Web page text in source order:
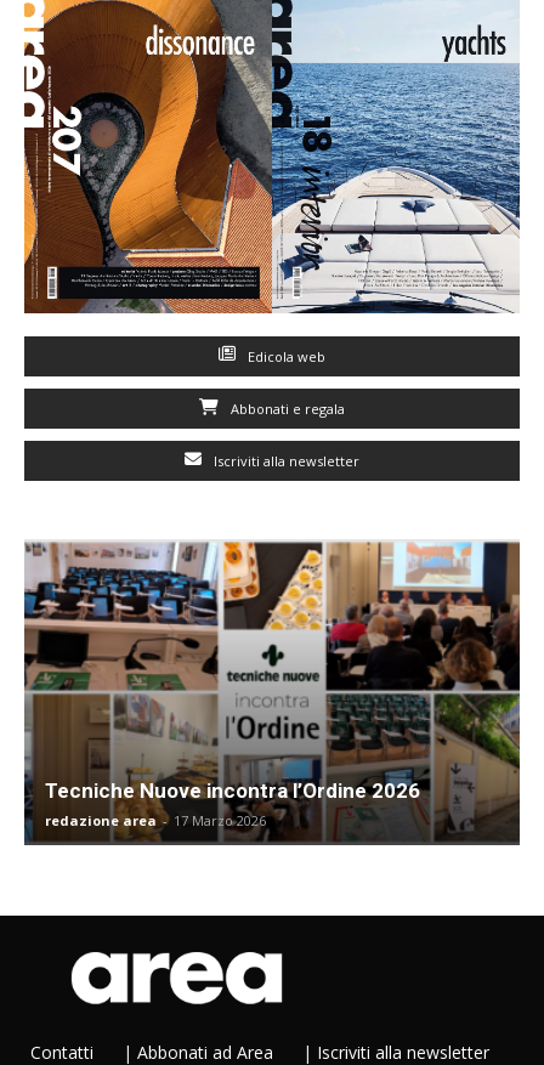
Edicola web
Abbonati e regala
Iscriviti alla newsletter
Tecniche Nuove incontra l’Ordine 2026
redazione area - 17 Marzo 2026
Contatti | Abbonati ad Area | Iscriviti alla newsletter